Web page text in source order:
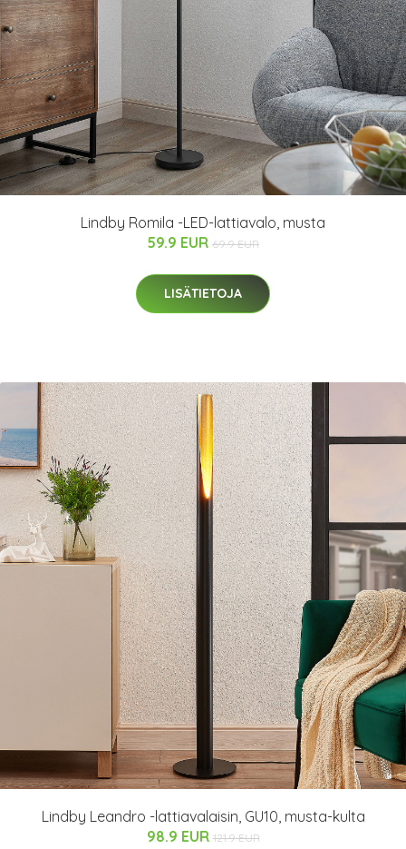
Lindby Romila -LED-lattiavalo, musta
59.9 EUR 69.9 EUR
LISÄTIETOJA
Lindby Leandro -lattiavalaisin, GU10, musta-kulta
98.9 EUR 121.9 EUR